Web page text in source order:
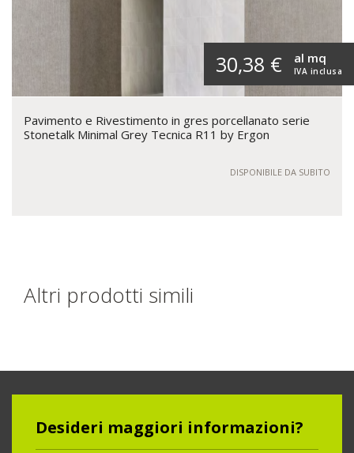
30,38 € IVA inclusa
al mq
Pavimento e Rivestimento in gres porcellanato serie
Stonetalk Minimal Grey Tecnica R11 by Ergon
DISPONIBILE DA SUBITO
Altri prodotti simili
Desideri maggiori informazioni?